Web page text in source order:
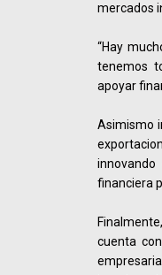
mercados
“Hay
tenemos
apoyar
Asimismo
financiera
cuenta